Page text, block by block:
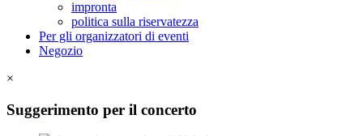
impronta
politica sulla riservatezza
Per gli organizzatori di eventi
Negozio
×
Suggerimento per il concerto